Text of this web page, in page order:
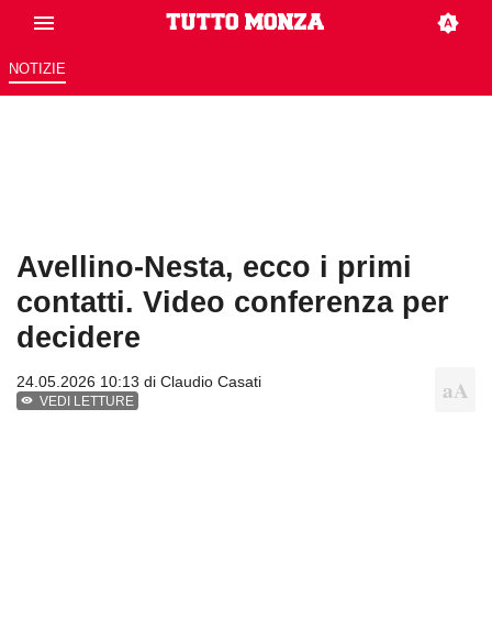
NOTIZIE
Avellino-Nesta, ecco i primi
contatti. Video conferenza per
decidere
24.05.2026 10:13 di Claudio Casati
VEDI LETTURE